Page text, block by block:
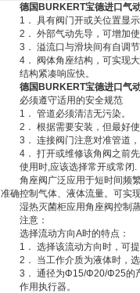
德国BURKERT宝德进口气
1． 具有阀门开或关位置显
2． 外部气动先导，可增加使
3． 溢流口与滑块间有自调节
4． 阀体角座结构，可实现大
结构紧凑响应快。
德国BURKERT宝德进口气
必须遵守适用的安全规范
1． 管道必须清洁无污染。
2． 根据需要安装，但最好使
3． 连接阀门注意对准管道，
4． 打开或维修该角阀之前先
使用时,应该选择常开或常闭.
角座阀广泛应用于短时间频繁
准确控制气体、液体流量。可实
湿热灭菌柜应用角座阀控制蒸
注意：
选择流动方向A时的特点：
1． 选择该流动方向时，可提
2． 当工作介质为液体时，选
3． 通径为Φ15/Φ20/Φ25的产
作用执行器。